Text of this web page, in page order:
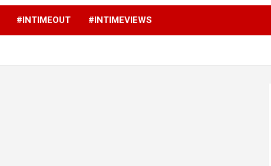
#INTIMEOUT #INTIMEVIEWS